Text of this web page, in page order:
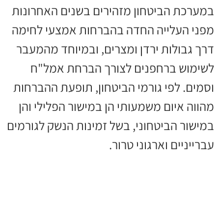
במערכת הביטחון מזהירים בשנים האחרונות
מפני העלייה החדה בהברחות אמצעי לחימה
דרך גבולות ירדן ומצרים, ובמיוחד מהמעבר
לשימוש ברחפנים לצורך הברחת אמל"ח
וסמים. לפי גורמי הביטחון, תופעת ההברחות
מהווה איום משמעותי הן במישור הפלילי והן
במישור הביטחוני, בשל זמינות הנשק לגורמים
עברייניים וארגוני טרור.